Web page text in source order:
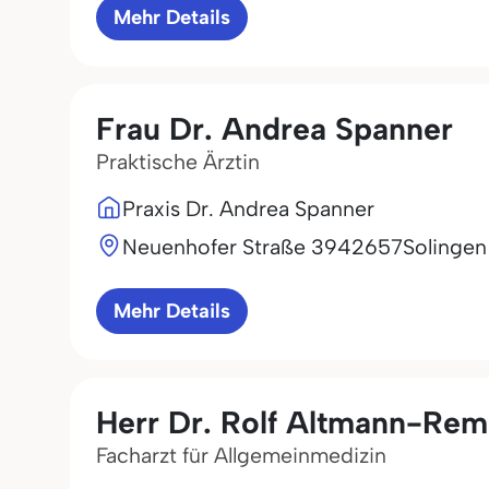
Mehr Details
Frau Dr. Andrea Spanner
Praktische Ärztin
Praxis Dr. Andrea Spanner
Neuenhofer Straße 3942657Solingen
Mehr Details
Herr Dr. Rolf Altmann-
Facharzt für Allgemeinmedizin